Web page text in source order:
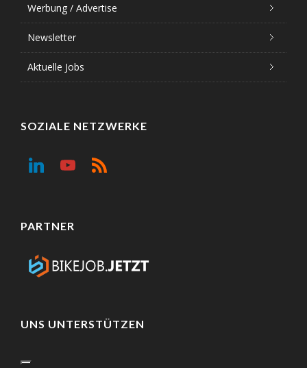
Werbung / Advertise
Newsletter
Aktuelle Jobs
SOZIALE NETZWERKE
PARTNER
UNS UNTERSTÜTZEN